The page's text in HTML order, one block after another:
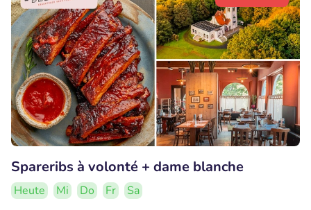
Spareribs à volonté + dame blanche
Heute Mi Do Fr
Sa